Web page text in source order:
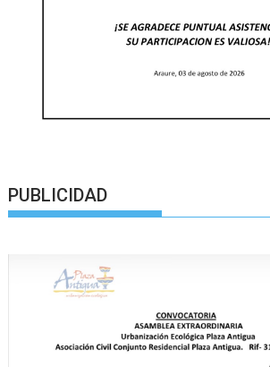
PUBLICIDAD